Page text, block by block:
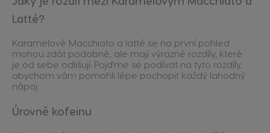
Latté?
Karamelové Macchiato a latté se na první pohled
mohou zdát podobné, ale mají výrazné rozdíly, které
je od sebe odlišují. Pojďme se podívat na tyto rozdíly,
abychom vám pomohli lépe pochopit každý lahodný
nápoj.
Úrovně kofeinu